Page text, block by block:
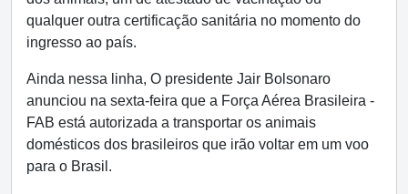
qualquer outra certificação sanitária no momento do
ingresso ao país.
Ainda nessa linha, O presidente Jair Bolsonaro
anunciou na sexta-feira que a Força Aérea Brasileira -
FAB está autorizada a transportar os animais
domésticos dos brasileiros que irão voltar em um voo
para o Brasil.